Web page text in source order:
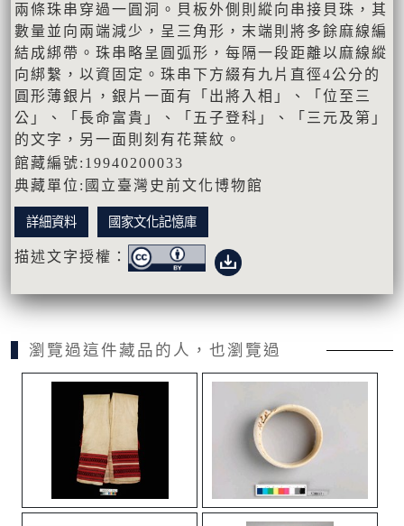
兩條珠串穿過一圓洞。貝板外側則縱向串接貝珠，其
數量並向兩端減少，呈三角形，末端則將多餘麻線編
結成綁帶。珠串略呈圓弧形，每隔一段距離以麻線縱
向綁繫，以資固定。珠串下方綴有九片直徑4公分的
圓形薄銀片，銀片一面有「出將入相」、「位至三
公」、「長命富貴」、「五子登科」、「三元及第」
的文字，另一面則刻有花葉紋。
館藏編號:19940200033
典藏單位:國立臺灣史前文化博物館
詳細資料 國家文化記憶庫
描述文字授權：
瀏覽過這件藏品的人，也瀏覽過